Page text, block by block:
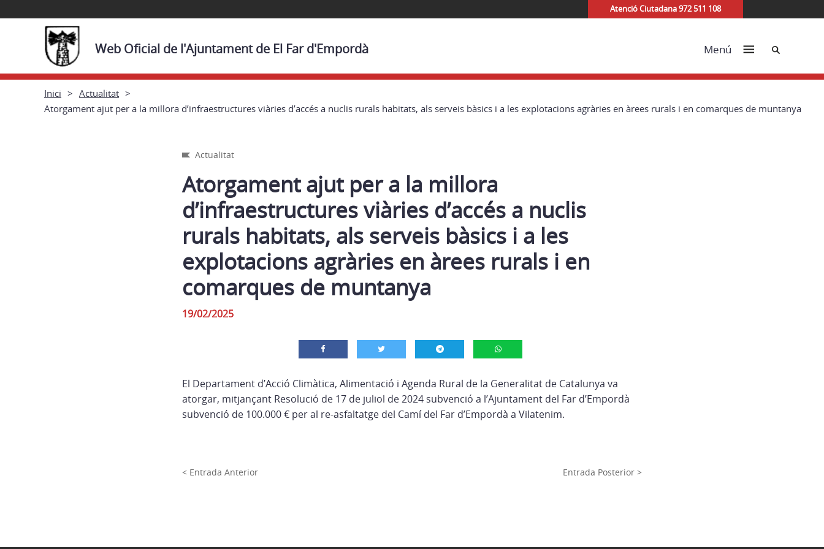
Atenció Ciutadana 972 511 108
Web Oficial de l'Ajuntament de El Far d'Empordà Menú Cerca
Inici
Actualitat
Atorgament ajut per a la millora d’infraestructures viàries d’accés a nuclis rurals habitats, als serveis bàsics i a les explotacions agràries en àrees rurals i en comarques de muntanya
Actualitat
Atorgament ajut per a la millora
d’infraestructures viàries d’accés a nuclis
rurals habitats, als serveis bàsics i a les
explotacions agràries en àrees rurals i en
comarques de muntanya
19/02/2025
El Departament d’Acció Climàtica, Alimentació i Agenda Rural de la Generalitat de Catalunya va
atorgar, mitjançant Resolució de 17 de juliol de 2024 subvenció a l’Ajuntament del Far d’Empordà
subvenció de 100.000 € per al re-asfaltatge del Camí del Far d’Empordà a Vilatenim.
< Entrada Anterior Entrada Posterior >